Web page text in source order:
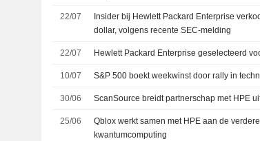
22/07
Insider bij Hewlett Packard Enterprise
dollar, volgens recente SEC-melding
22/07 Hewlett Packard Enterprise geselecteerd
10/07 S&P 500 boekt weekwinst door rally in
30/06 ScanSource breidt partnerschap met HPE
25/06
Qblox werkt samen met HPE aan de
kwantumcomputing